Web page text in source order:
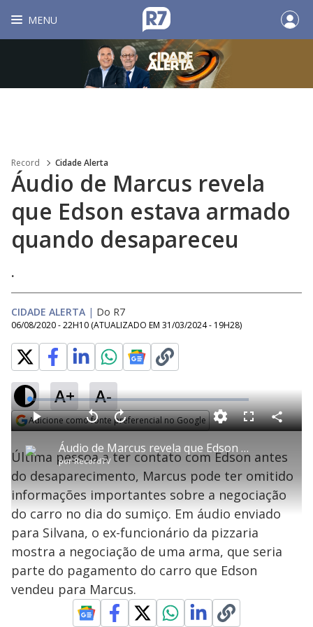
MENU
Record Cidade Alerta
Áudio de Marcus revela
que Edson estava armado
quando desapareceu
.
CIDADE ALERTA | Do R7
06/08/2020 - 22H10 (ATUALIZADO EM 31/03/2024 - 19H28)
A+ A-
Adicione como fonte preferencial no Google
Opens in new window P
l
a
y
Áudio de Marcus revela que Edson estava armado quando desapareceu
porRecordTV
P V
t
a
r
1
e
g
n
d
s
A
n
ç
a
1
s
e
u
n
o
M
u
L
o
a
d
e
:
1
.
3
5
%
F
s
c
e
n
C
o
a
r
i
l
h
a
Última pessoa a ter contato com Edson antes
do desaparecimento, Marcus pode ter omitido
informações importantes sobre a negociação
do carro no dia do sumiço. Em áudio enviado
para Silvana, o ex-funcionário da pizzaria
mostra a negociação de uma arma, que seria
parte do pagamento do carro que Edson
vendeu para Marcus.